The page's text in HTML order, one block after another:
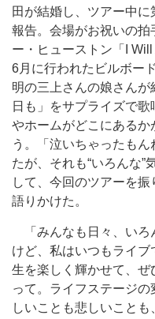
田が結婚し、ツアー中
報告。会場がお祝いの拍
ー・ヒューストン「I
6月に行われたビルボー
明の三上さんの娘さん
日も」をサプライズで
やホームがどこにある
う。「泣いちゃったも
たが、それも“いろんな”
して、今回のツアーを
語りかけた。
「みんなも日々、いろ
けど、私はいつもライブ
生を楽しく輝かせて、
って。ライフステージ
しいことも悲しいこと